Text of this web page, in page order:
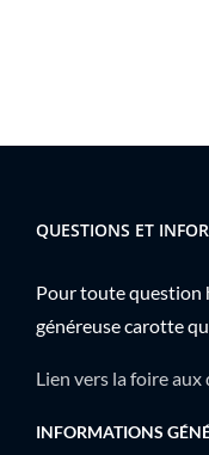
QUESTIONS ET
Pour toute question
généreuse carotte
Lien vers la foire
INFORMATIONS